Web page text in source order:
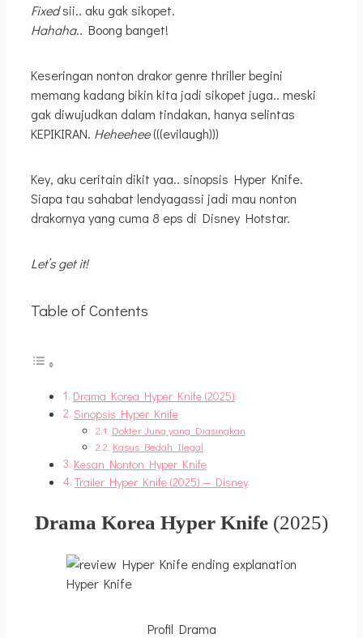
Fixedsii.. aku gak sikopet.
Hahaha.. Boong banget!
Keseringan nonton drakor genre thriller begini
memang kadang bikin kita jadi sikopet juga.. meski
gak diwujudkan dalam tindakan, hanya selintas
KEPIKIRAN. Heheehee(((evilaugh)))
Key, aku ceritain dikit yaa.. sinopsis Hyper Knife.
Siapa tau sahabat lendyagassi jadi mau nonton
drakornya yang cuma 8 eps di Disney Hotstar.
Let’s get it!
Table of Contents
Drama Korea Hyper Knife (2025)
Sinopsis Hyper Knife
Dokter Jung yang Diasingkan
Kasus Bedah Ilegal
Kesan Nonton Hyper Knife
Trailer Hyper Knife (2025) — Disney
Drama Korea Hyper Knife (2025)
Hyper Knife
Profil Drama